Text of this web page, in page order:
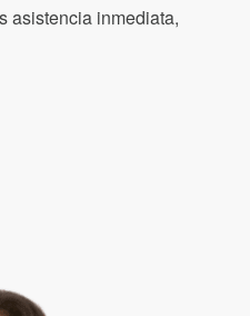
asistencia inmediata,